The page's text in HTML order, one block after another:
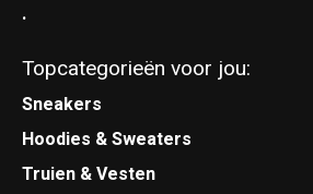
.
Topcategorieën voor jou:
Sneakers
Hoodies & Sweaters
Truien & Vesten